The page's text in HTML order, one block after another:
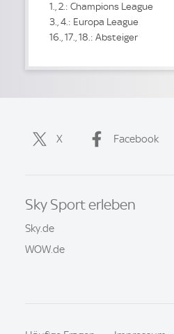
1., 2.: Champions League
3., 4.: Europa League
16., 17., 18.: Absteiger
X Facebook
Sky Sport erleben
Sky.de
WOW.de